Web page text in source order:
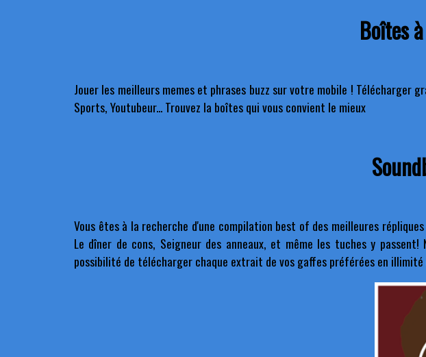
Boîtes
Jouer les meilleurs memes et phrases buzz sur votre mobile ! Télécharger
Sports, Youtubeur... Trouvez la boîtes qui vous convient le mieux
Vous êtes à la recherche d'une compilation best of des meilleures
Le dîner de cons, Seigneur des anneaux, et même les tuches y
possibilité de télécharger chaque extrait de vos gaffes préférées en